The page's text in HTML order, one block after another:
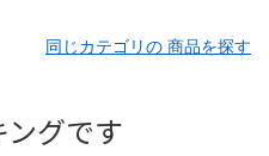
同じカテゴリの 商品を探す
グです